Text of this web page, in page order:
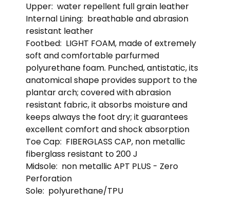
Upper: water repellent full grain leather
Internal Lining: breathable and abrasion
resistant leather
Footbed: LIGHT FOAM, made of extremely
soft and comfortable parfurmed
polyurethane foam. Punched, antistatic, its
anatomical shape provides support to the
plantar arch; covered with abrasion
resistant fabric, it absorbs moisture and
keeps always the foot dry; it guarantees
excellent comfort and shock absorption
Toe Cap: FIBERGLASS CAP, non metallic
fiberglass resistant to 200 J
Midsole: non metallic APT PLUS - Zero
Perforation
Sole: polyurethane/TPU